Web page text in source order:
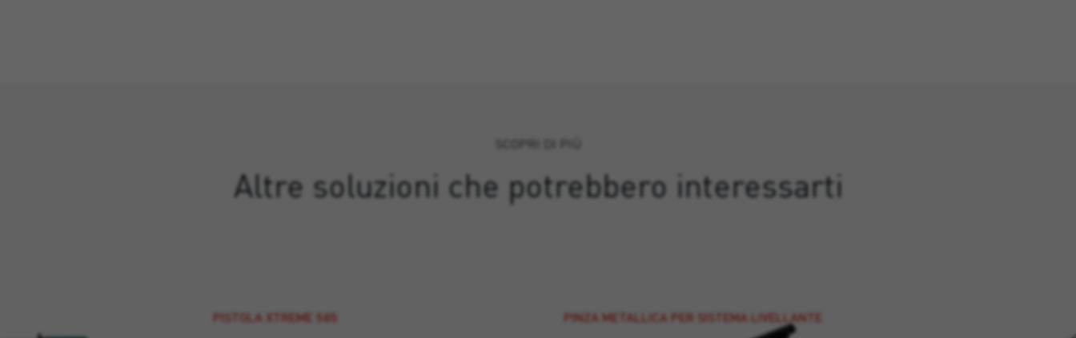
Altre soluzioni che potrebbero interessarti
PISTOLA XTREME 585 PINZA METALLICA PER SISTEMA LIVELLANTE